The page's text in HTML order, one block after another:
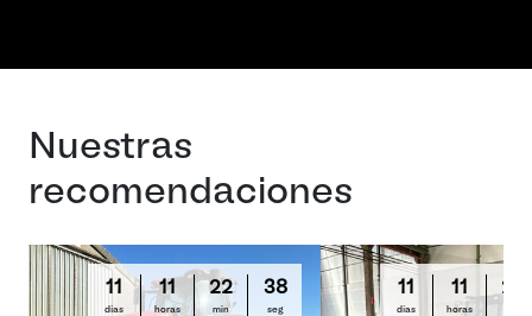
Nuestras
recomendaciones
11
días
11
horas
22
min
37
seg
11
días
11
horas
24